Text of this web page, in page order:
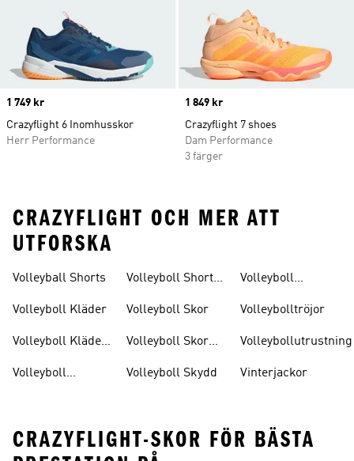
Price
1 749 kr
Crazyflight 6 Inomhusskor
Herr Performance
Price
1 849 kr
Crazyflight 7 shoes
Dam Performance
3 färger
CRAZYFLIGHT OCH MER ATT
UTFORSKA
Volleyball Shorts
Volleyboll Kläder
Volleyboll Kläder
Volleyboll
Volleyboll Shorts
Volleyboll Skor
Volleyboll Skor
Volleyboll Skydd
Volleyboll
Volleybolltröjor
Volleybollutrustning
Vinterjackor
CRAZYFLIGHT-SKOR FÖR BÄSTA